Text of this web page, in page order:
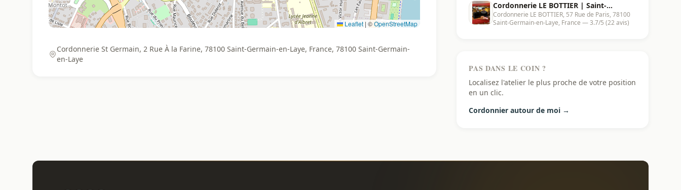
Leaflet | ©OpenStreetMap
Cordonnerie St Germain, 2 Rue À la Farine, 78100 Saint-Germain-en-Laye, France, 78100 Saint-Germain-
en-Laye
Cordonnerie LE BOTTIER | Saint-
Germain-en-Laye - 78100
Cordonnerie LE BOTTIER, 57 Rue de Paris, 78100
Saint-Germain-en-Laye, France — 3.7/5 (22 avis)
PAS DANS LE COIN ?
Localisez l'atelier le plus proche de votre position
en un clic.
Cordonnier autour de moi →